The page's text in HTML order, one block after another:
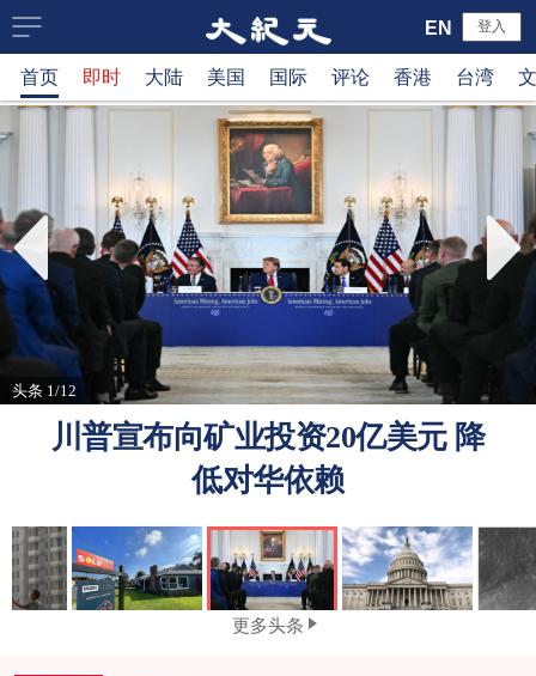
大
纪
元
新
闻
网
登入
EN
首页 即时 大陆 美国 国际 评论 香港 台湾
头条 1/12
川普宣布向矿业投资20亿美元 降
低对华依赖
更多头条